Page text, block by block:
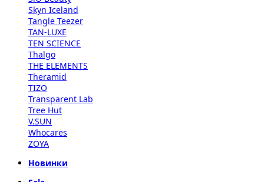
Skyn Iceland
Tangle Teezer
TAN-LUXE
TEN SCIENCE
Thalgo
THE ELEMENTS
Theramid
TIZO
Transparent Lab
Tree Hut
V.SUN
Whocares
ZOYA
Новинки